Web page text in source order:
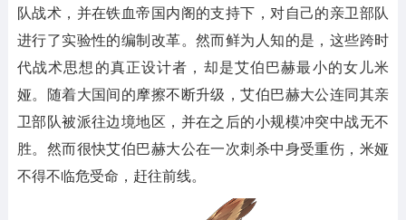
队战术，并在铁血帝国内阁的支持下，对自己的亲卫部队
进行了实验性的编制改革。然而鲜为人知的是，这些跨时
代战术思想的真正设计者，却是艾伯巴赫最小的女儿米
娅。随着大国间的摩擦不断升级，艾伯巴赫大公连同其亲
卫部队被派往边境地区，并在之后的小规模冲突中战无不
胜。然而很快艾伯巴赫大公在一次刺杀中身受重伤，米娅
不得不临危受命，赶往前线。